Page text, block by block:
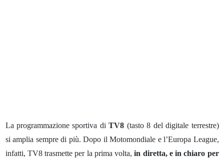
La programmazione sportiva diTV8 (tasto 8 del digitale terrestre)
si amplia sempre di più. Dopo il Motomondiale e l’Europa League,
infatti, TV8 trasmette per la prima volta, in diretta, e in chiaro per